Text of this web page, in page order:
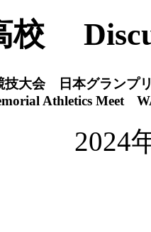
校
技大会 日本グランプ
Athletics Meet
2024